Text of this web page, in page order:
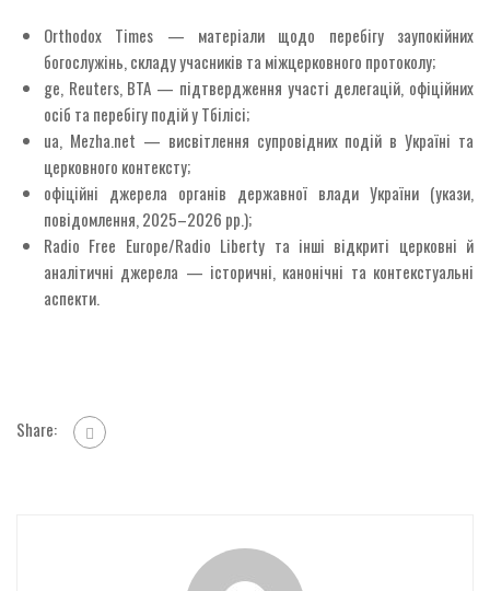
Orthodox Times — матеріали щодо перебігу заупокійних
богослужінь, складу учасників та міжцерковного протоколу;
ge, Reuters, BTA — підтвердження участі делегацій, офіційних
осіб та перебігу подій у Тбілісі;
ua, Mezha.net — висвітлення супровідних подій в Україні та
церковного контексту;
офіційні джерела органів державної влади України (укази,
повідомлення, 2025–2026 рр.);
Radio Free Europe/Radio Liberty та інші відкриті церковні й
аналітичні джерела — історичні, канонічні та контекстуальні
аспекти.
Share: